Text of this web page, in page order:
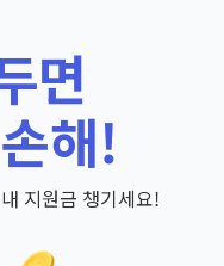
면
해!
지원금 챙기세요!